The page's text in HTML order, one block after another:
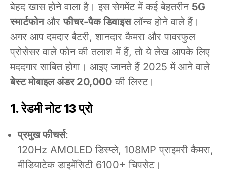
बेहद खास होने वाला है। इस सेगमेंट में कई बेहतरीन 5G
स्मार्टफोनऔरफीचर-पैक डिवाइसलॉन्च होने वाले हैं।
अगर आप दमदार बैटरी, शानदार कैमरा और पावरफुल
प्रोसेसर वाले फोन की तलाश में हैं, तो ये लेख आपके लिए
मददगार साबित होगा। आइए जानते हैं 2025 में आने वाले
बेस्ट मोबाइल अंडर 20,000 की लिस्ट।
1. रेडमी नोट 13 प्रो
प्रमुख फीचर्स:
120Hz AMOLED डिस्प्ले, 108MP प्राइमरी कैमरा,
मीडियाटेक डाइमेंसिटी 6100+ चिपसेट।